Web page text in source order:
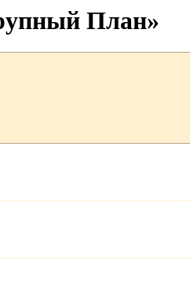
План»